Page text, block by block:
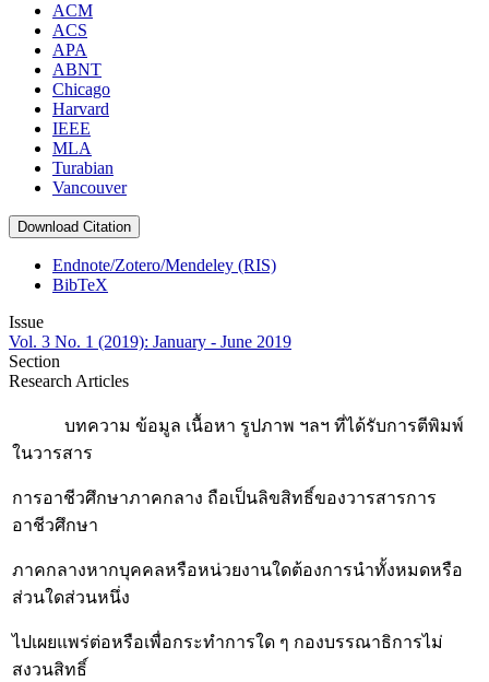
ACM
ACS
APA
ABNT
Chicago
Harvard
IEEE
MLA
Turabian
Vancouver
Download Citation
Endnote/Zotero/Mendeley (RIS)
BibTeX
Issue
Vol. 3 No. 1 (2019): January - June 2019
Section
Research Articles
บทความ ข้อมูล เนื้อหา รูปภาพ ฯลฯ ที่ได้รับการตีพิมพ์
ในวารสาร
การอาชีวศึกษาภาคกลาง ถือเป็นลิขสิทธิ์ของวารสารการ
อาชีวศึกษา
ภาคกลางหากบุคคลหรือหน่วยงานใดต้องการนำทั้งหมดหรือ
ส่วนใดส่วนหนึ่ง
ไปเผยแพร่ต่อหรือเพื่อกระทำการใด ๆ กองบรรณาธิการไม่
สงวนสิทธิ์